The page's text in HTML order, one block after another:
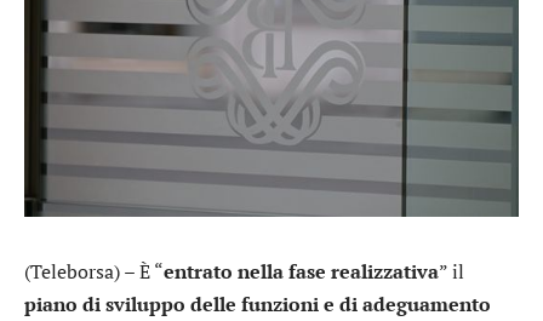
(Teleborsa) – È “entrato nella fase realizzativa” il
piano di sviluppo delle funzioni e di adeguamento